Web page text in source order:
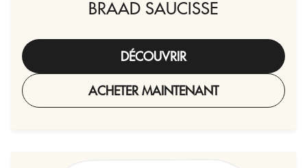
DÉCOUVRIR
ACHETER MAINTENANT